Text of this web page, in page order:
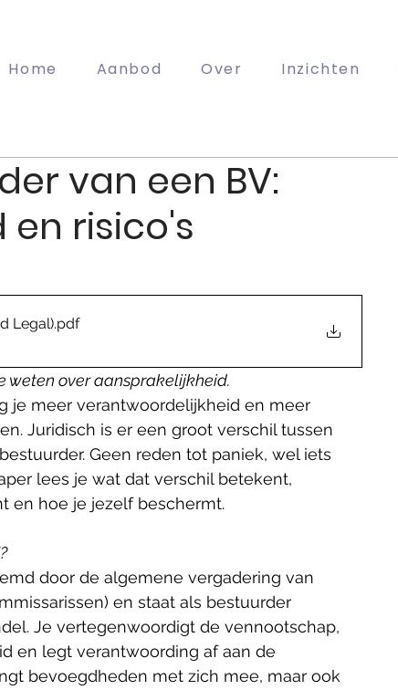
Home Aanbod Over Inzichten
van een BV:
risico's
Legal).pdf
weten over aansprakelijkheid.
je meer verantwoordelijkheid en meer
Juridisch is er een groot verschil tussen
Geen reden tot paniek, wel iets
lees je wat dat verschil betekent,
en hoe je jezelf beschermt.
door de algemene vergadering van
en staat als bestuurder
Je vertegenwoordigt de vennootschap,
en legt verantwoording af aan de
bevoegdheden met zich mee, maar ook